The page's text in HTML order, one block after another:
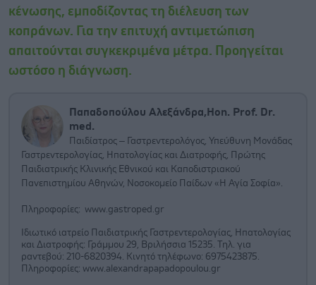
κένωσης, εμποδίζοντας τη διέλευση των
κοπράνων. Για την επιτυχή αντιμετώπιση
απαιτούνται συγκεκριμένα μέτρα. Προηγείται
ωστόσο η διάγνωση.
Παπαδοπούλου Αλεξάνδρα,Hon. Prof. Dr.
med.
Παιδίατρος – Γαστρεντερολόγος, Υπεύθυνη Μονάδας
Γαστρεντερολογίας, Ηπατολογίας και Διατροφής, Πρώτης
Παιδιατρικής Κλινικής Εθνικού και Καποδιστριακού
Πανεπιστημίου Αθηνών, Νοσοκομείο Παίδων «Η Αγία Σοφία».
Πληροφορίες: www.gastroped.gr
Ιδιωτικό ιατρείο Παιδιατρικής Γαστρεντερολογίας, Ηπατολογίας
και Διατροφής: Γράμμου 29, Βριλήσσια 15235. Τηλ. για
ραντεβού: 210-6820394. Κινητό τηλέφωνο: 6975423875.
Πληροφορίες: www.alexandrapapadopoulou.gr